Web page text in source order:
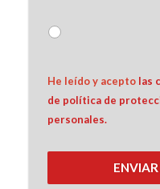
He leído y acepto las
de política de
personales.